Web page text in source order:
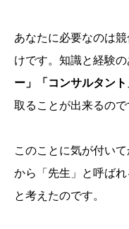
あなたに必要なのは
けです。知識と経験
ー」「コンサルタント
取ることが出来るので
このことに気が付い
から「先生」と呼ばれ
と考えたのです。